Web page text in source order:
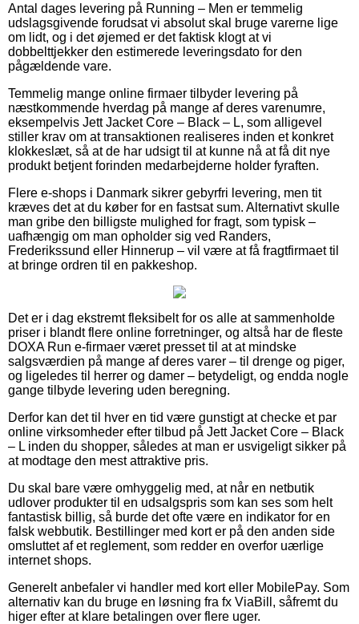
Antal dages levering på Running – Men er temmelig
udslagsgivende forudsat vi absolut skal bruge varerne lige
om lidt, og i det øjemed er det faktisk klogt at vi
dobbelttjekker den estimerede leveringsdato for den
pågældende vare.
Temmelig mange online firmaer tilbyder levering på
næstkommende hverdag på mange af deres varenumre,
eksempelvis Jett Jacket Core – Black – L, som alligevel
stiller krav om at transaktionen realiseres inden et konkret
klokkeslæt, så at de har udsigt til at kunne nå at få dit nye
produkt betjent forinden medarbejderne holder fyraften.
Flere e-shops i Danmark sikrer gebyrfri levering, men tit
kræves det at du køber for en fastsat sum. Alternativt skulle
man gribe den billigste mulighed for fragt, som typisk –
uafhængig om man opholder sig ved Randers,
Frederikssund eller Hinnerup – vil være at få fragtfirmaet til
at bringe ordren til en pakkeshop.
Det er i dag ekstremt fleksibelt for os alle at sammenholde
priser i blandt flere online forretninger, og altså har de fleste
DOXA Run e-firmaer været presset til at at mindske
salgsværdien på mange af deres varer – til drenge og piger,
og ligeledes til herrer og damer – betydeligt, og endda nogle
gange tilbyde levering uden beregning.
Derfor kan det til hver en tid være gunstigt at checke et par
online virksomheder efter tilbud på Jett Jacket Core – Black
– L inden du shopper, således at man er usvigeligt sikker på
at modtage den mest attraktive pris.
Du skal bare være omhyggelig med, at når en netbutik
udlover produkter til en udsalgspris som kan ses som helt
fantastisk billig, så burde det ofte være en indikator for en
falsk webbutik. Bestillinger med kort er på den anden side
omsluttet af et reglement, som redder en overfor uærlige
internet shops.
Generelt anbefaler vi handler med kort eller MobilePay. Som
alternativ kan du bruge en løsning fra fx ViaBill, såfremt du
higer efter at klare betalingen over flere uger.